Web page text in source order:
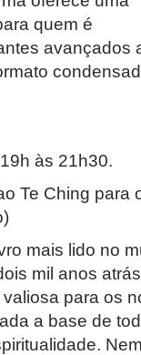
quem é
avançados
às 21h30.
Te Ching para
mais lido no
mil anos
para os
a base de